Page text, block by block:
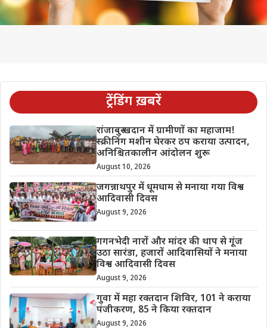
ट्रेंडिंग ख़बरें
रांजाबुरु खदान में ग्रामीणों का महाजाम!
स्क्रीनिंग मशीन घेरकर ठप कराया उत्पादन,
अनिश्चितकालीन आंदोलन शुरू
August 10, 2026
जगन्नाथपुर में धूमधाम से मनाया गया विश्व
आदिवासी दिवस
August 9, 2026
गगनभेदी नारों और मांदर की थाप से गूंज
उठा सारंडा, हजारों आदिवासियों ने मनाया
विश्व आदिवासी दिवस
August 9, 2026
गुवा में महा रक्तदान शिविर, 101 ने कराया
पंजीकरण, 85 ने किया रक्तदान
August 9, 2026